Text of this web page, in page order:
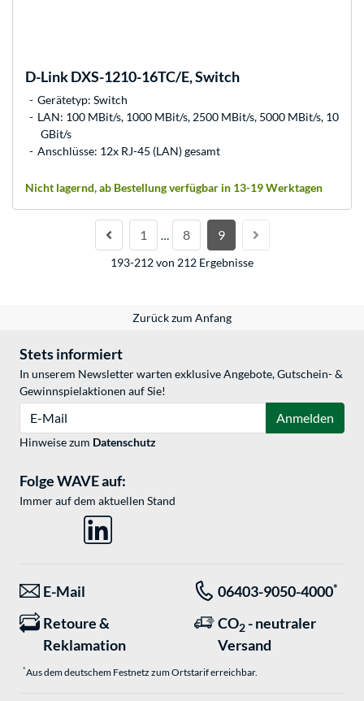
D-LinkDXS-1210-16TC/E, Switch
Gerätetyp: Switch
LAN: 100 MBit/s, 1000 MBit/s, 2500 MBit/s, 5000 MBit/s, 10
GBit/s
Anschlüsse: 12x RJ-45 (LAN) gesamt
Nicht lagernd, ab Bestellung verfügbar in 13-19 Werktagen
1 … 8 9
193-212 von 212 Ergebnisse
Zurück zum Anfang
Stets informiert
In unserem Newsletter warten exklusive Angebote, Gutschein- &
Gewinnspielaktionen auf Sie!
Anmelden
Hinweise zum Datenschutz
Folge WAVE auf:
Immer auf dem aktuellen Stand
E-Mail 06403-9050-4000*
Retoure &
Reklamation
CO2 - neutraler
Versand
*Aus dem deutschem Festnetz zum Ortstarif erreichbar.